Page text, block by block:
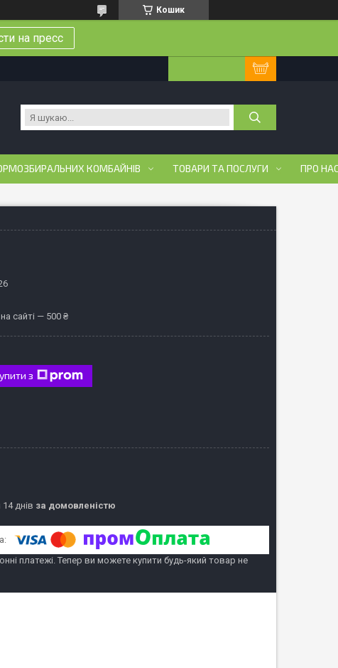
Кошик
на пресс
КОМБАЙНІВ ТОВАРИ ТА ПОСЛУГИ ПРО
сайті — 500 ₴
з
днів за домовленістю
платежі. Тепер ви можете купити будь-який товар не